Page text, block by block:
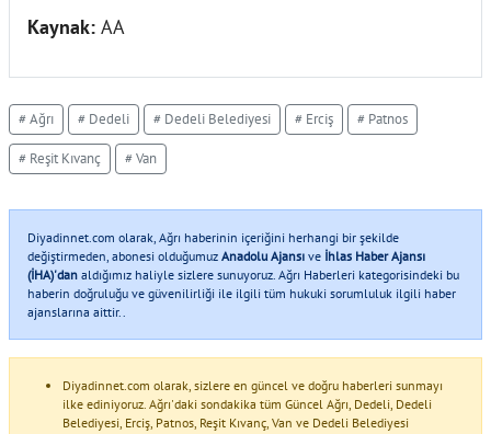
Kaynak: AA
# Ağrı # Dedeli # Dedeli Belediyesi # Erciş # Patnos
# Reşit Kıvanç # Van
Diyadinnet.com olarak, Ağrı haberinin içeriğini herhangi bir şekilde
değiştirmeden, abonesi olduğumuz Anadolu Ajansı ve İhlas Haber Ajansı
(İHA)'dan aldığımız haliyle sizlere sunuyoruz. Ağrı Haberleri kategorisindeki bu
haberin doğruluğu ve güvenilirliği ile ilgili tüm hukuki sorumluluk ilgili haber
ajanslarına aittir..
Diyadinnet.com olarak, sizlere en güncel ve doğru haberleri sunmayı
ilke ediniyoruz. Ağrı'daki sondakika tüm Güncel Ağrı, Dedeli, Dedeli
Belediyesi, Erciş, Patnos, Reşit Kıvanç, Van ve Dedeli Belediyesi